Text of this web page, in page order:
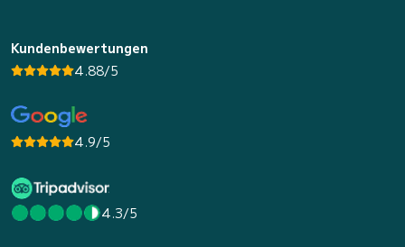
Kundenbewertungen
4.88/5
4.9/5
4.3/5